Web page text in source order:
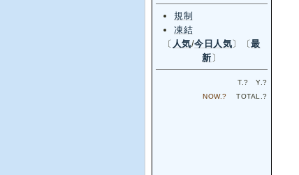
規制
凍結
〔 人気/今日人気〕〔最
新〕
T.? Y.?
NOW.? TOTAL.?